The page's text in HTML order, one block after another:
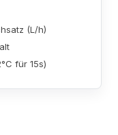
(L/h)
für 15s)